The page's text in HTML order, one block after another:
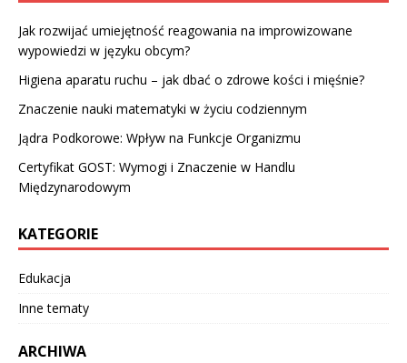
Jak rozwijać umiejętność reagowania na improwizowane
wypowiedzi w języku obcym?
Higiena aparatu ruchu – jak dbać o zdrowe kości i mięśnie?
Znaczenie nauki matematyki w życiu codziennym
Jądra Podkorowe: Wpływ na Funkcje Organizmu
Certyfikat GOST: Wymogi i Znaczenie w Handlu
Międzynarodowym
KATEGORIE
Edukacja
Inne tematy
ARCHIWA